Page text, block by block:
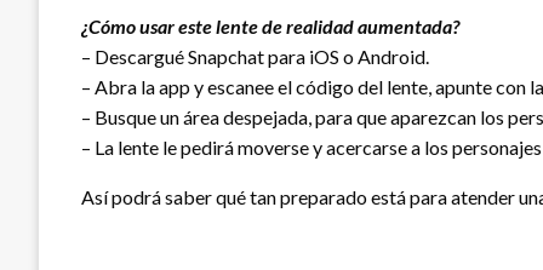
¿Cómo usar este lente de realidad aumentada?
– Descargué Snapchat para iOS o Android.
– Abra la app y escanee el código del lente, apunte con
– Busque un área despejada, para que aparezcan los
– La lente le pedirá moverse y acercarse a los
Así podrá saber qué tan preparado está para atender